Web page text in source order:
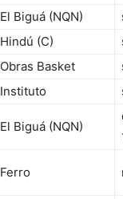
El Biguá (NQN)
Hindú (C)
Obras Basket
Instituto
El Biguá (NQN)
Ferro